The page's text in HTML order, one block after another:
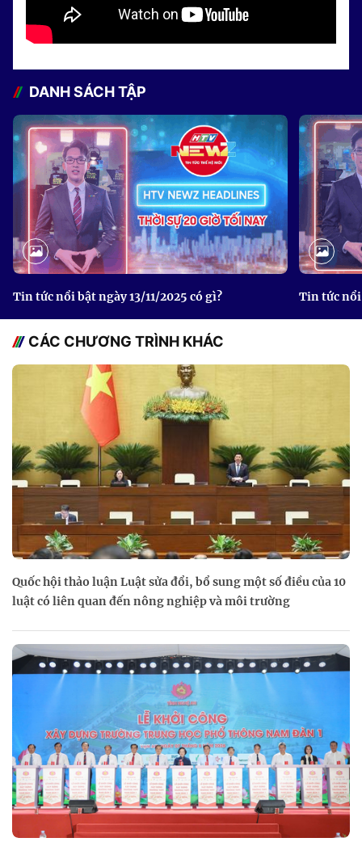
DANH SÁCH TẬP
Tin tức nổi bật ngày 13/11/2025 có gì? Tin tức nổi
CÁC CHƯƠNG TRÌNH KHÁC
Quốc hội thảo luận Luật sửa đổi, bổ sung một số điều của 10
luật có liên quan đến nông nghiệp và môi trường